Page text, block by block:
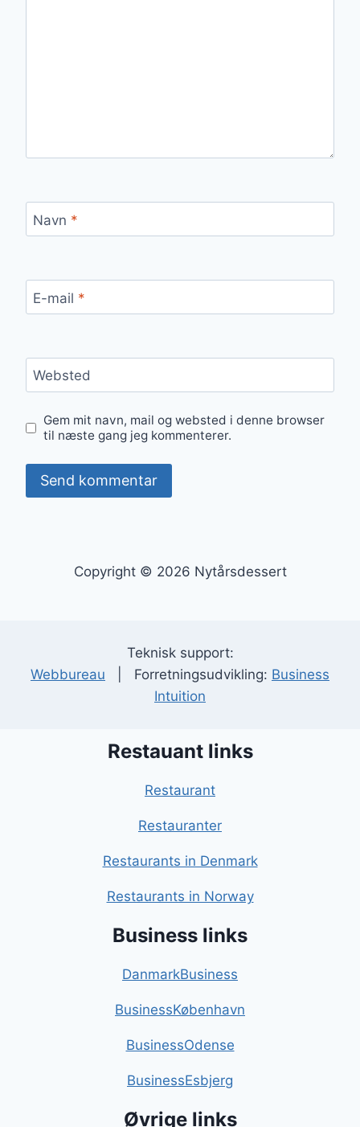
Navn *
E-mail *
Websted
Gem mit navn, mail og websted i denne browser
til næste gang jeg kommenterer.
Copyright © 2026 Nytårsdessert
Teknisk support:
Webbureau | Forretningsudvikling: Business
Intuition
Restauant links
Restaurant
Restauranter
Restaurants in Denmark
Restaurants in Norway
Business links
DanmarkBusiness
BusinessKøbenhavn
BusinessOdense
BusinessEsbjerg
Øvrige links